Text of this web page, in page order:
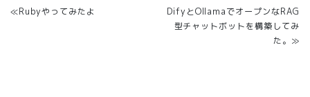
≪Rubyやってみたよ
DifyとOllamaでオープンなRAG
型チャットボットを構築してみ
た。≫